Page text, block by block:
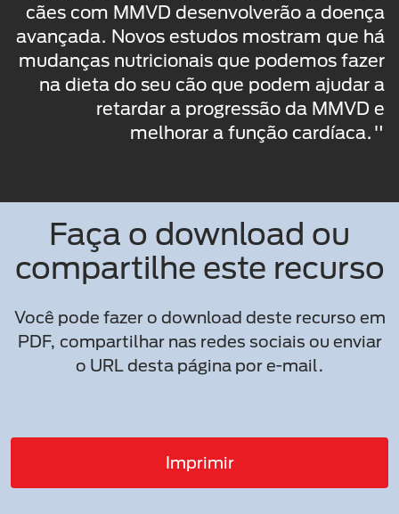
cães com MMVD desenvolverão a doença
avançada. Novos estudos mostram que há
mudanças nutricionais que podemos fazer
na dieta do seu cão que podem ajudar a
retardar a progressão da MMVD e
melhorar a função cardíaca."
Faça o download ou
compartilhe este recurso
Você pode fazer o download deste recurso em
PDF, compartilhar nas redes sociais ou enviar
o URL desta página por e-mail.
Imprimir